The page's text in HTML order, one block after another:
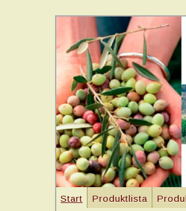
Start Produktlista